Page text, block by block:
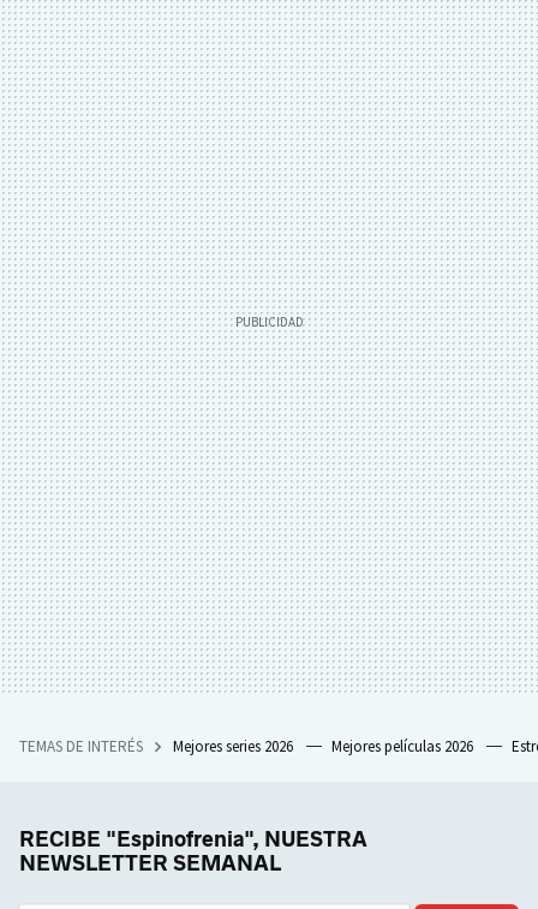
TEMAS DE INTERÉS Mejores series 2026 Mejores películas 2026
RECIBE "Espinofrenia", NUESTRA
NEWSLETTER SEMANAL